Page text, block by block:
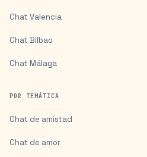
Chat Valencia
Chat Bilbao
Chat Málaga
POR TEMÁTICA
Chat de amistad
Chat de amor